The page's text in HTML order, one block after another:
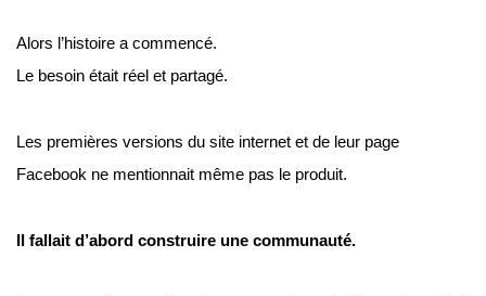
Alors l’histoire a commencé.
Le besoin était réel et partagé.
Les premières versions du site internet et de leur page
Facebook ne mentionnait même pas le produit.
Il fallait d’abord construire une communauté.